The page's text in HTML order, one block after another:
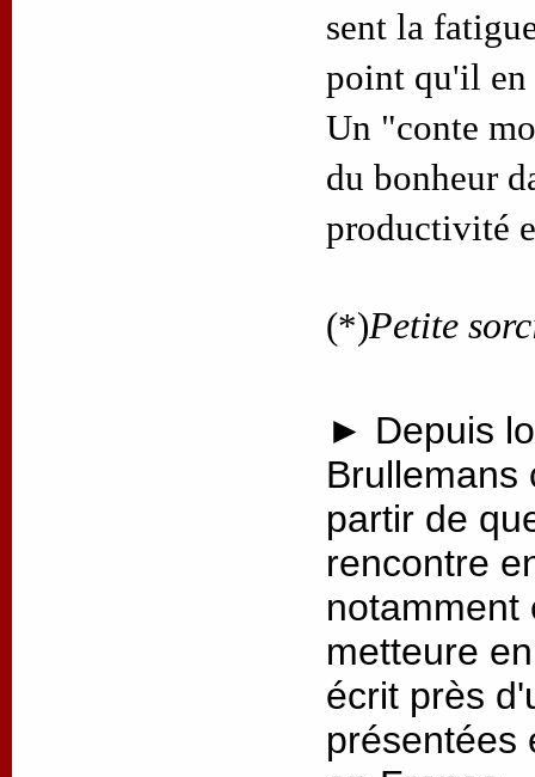
sent la
point qu'il en
Un "conte
du bonheur
productivité
(*)Petite
► Depuis
Brullemans
partir de
rencontre
notamment
metteure
écrit près
présentées